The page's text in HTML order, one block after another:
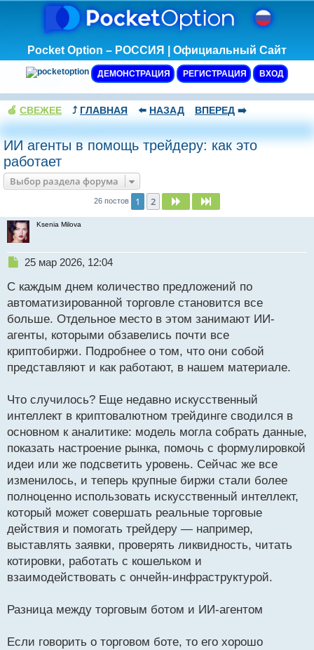
Pocket Option – РОССИЯ | Официальный Сайт
ДЕМОНСТРАЦИЯ РЕГИСТРАЦИЯ ВХОД
🍏 СВЕЖЕЕ ⤴️ ГЛАВНАЯ ⬅️ НАЗАД ВПЕРЕД ➡️
ИИ агенты в помощь трейдеру: как это
работает
Выбор раздела форума
26 постов 1 2 След.
Ksenia Milova
Н
п
р
ч
и
т
а
н
ы
й
о
с
т
25 мар 2026, 12:04
С каждым днем количество предложений по
автоматизированной торговле становится все
больше. Отдельное место в этом занимают ИИ-
агенты, которыми обзавелись почти все
криптобиржи. Подробнее о том, что они собой
представляют и как работают, в нашем материале.
Что случилось? Еще недавно искусственный
интеллект в криптовалютном трейдинге сводился в
основном к аналитике: модель могла собрать данные,
показать настроение рынка, помочь с формулировкой
идеи или же подсветить уровень. Сейчас же все
изменилось, и теперь крупные биржи стали более
полноценно использовать искусственный интеллект,
который может совершать реальные торговые
действия и помогать трейдеру — например,
выставлять заявки, проверять ликвидность, читать
котировки, работать с кошельком и
взаимодействовать с ончейн-инфраструктурой.
Разница между торговым ботом и ИИ-агентом
Если говорить о торговом боте, то его хорошо